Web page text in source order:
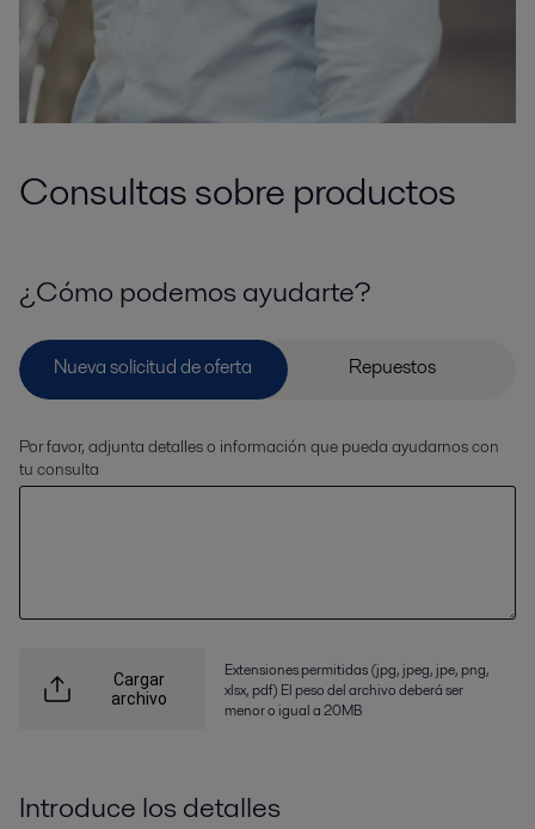
Consultas sobre productos
¿Cómo podemos ayudarte?
Por favor, adjunta detalles o información que pueda ayudarnos con
tu consulta
Cargar
archivo
Extensiones permitidas (jpg, jpeg, jpe, png,
xlsx, pdf) El peso del archivo deberá ser
menor o igual a 20MB
Introduce los detalles